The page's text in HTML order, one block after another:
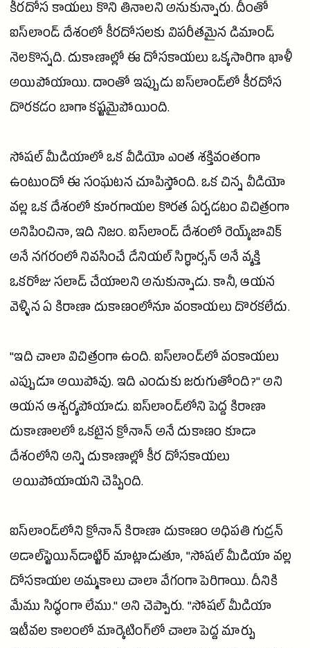
కీరదోస కాయలు కొని తినాలని అనుకున్నారు. దీంతో
ఐస్‌లాండ్ దేశంలో కీరదోసలకు విపరీతమైన డిమాండ్
నెలకొన్నది. దుకాణాల్లో ఈ దోసకాయలు ఒక్కసారిగా ఖాళీ
అయిపోయాయి. దాంతో ఇప్పుడు ఐస్‌లాండ్‌లో కీరదోస
దొరకడం బాగా కష్టమైపోయింది.
సోషల్ మీడియాలో ఒక వీడియో ఎంత శక్తివంతంగా
ఉంటుందో ఈ సంఘటన చూపిస్తోంది. ఒక చిన్న వీడియో
వల్ల ఒక దేశంలో కూరగాయల కొరత ఏర్పడటం విచిత్రంగా
అనిపించినా, ఇది నిజం. ఐస్‌లాండ్ దేశంలో రెయ్క్‌జావిక్‌
అనే నగరంలో నివసించే డేనియల్ సిగ్థార్సన్ అనే వ్యక్తి
ఒకరోజు సలాడ్ చేయాలని అనుకున్నాడు. కానీ, ఆయన
వెళ్ళిన ఏ కిరాణా దుకాణంలోనూ వంకాయలు దొరకలేదు.
"ఇది చాలా విచిత్రంగా ఉంది. ఐస్‌లాండ్‌లో వంకాయలు
ఎప్పుడూ అయిపోవు. ఇది ఎందుకు జరుగుతోంది?" అని
ఆయన ఆశ్చర్యపోయాడు. ఐస్‌లాండ్‌లోని పెద్ద కిరాణా
దుకాణాలలో ఒకటైన క్రోనాన్ అనే దుకాణం కూడా
దేశంలోని అన్ని దుకాణాల్లో కీర దోసకాయలు
అయిపోయాయని చెప్పింది.
ఐస్‌లాండ్‌లోని క్రోనాన్ కిరాణా దుకాణం అధిపతి గుడ్రన్
అడాల్‌స్టెయిన్‌డాట్టిర్ మాట్లాడుతూ, "సోషల్మీడియావల్ల
దోసకాయల అమ్మకాలు చాలా వేగంగా పెరిగాయి. దీనికి
మేము సిద్ధంగా లేము." అని చెప్పారు. "సోషల్ మీడియా
ఇటీవల కాలంలో మార్కెటింగ్‌లో చాలా పెద్ద మార్పు